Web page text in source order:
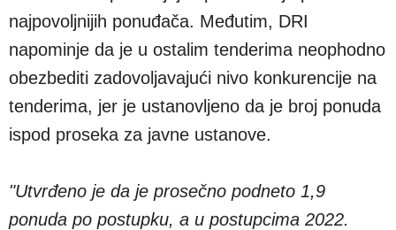
najpovoljnijih ponuđača. Međutim, DRI
napominje da je u ostalim tenderima neophodno
obezbediti zadovoljavajući nivo konkurencije na
tenderima, jer je ustanovljeno da je broj ponuda
ispod proseka za javne ustanove.
"Utvrđeno je da je prosečno podneto 1,9
ponuda po postupku, a u postupcima 2022.